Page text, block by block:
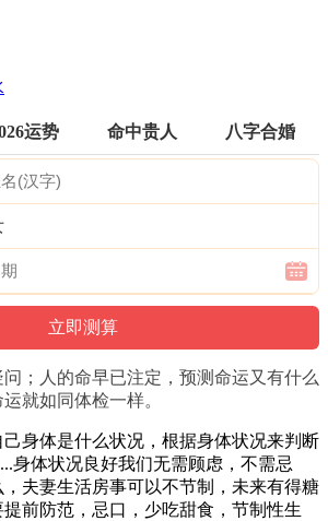
运势 命中贵人 八字合婚
；人的命早已注定，预测命运又有什么
就如同体检一样。
身体是什么状况，根据身体状况来判断
身体状况良好我们无需顾虑，不需忌
夫妻生活房事可以不节制，未来有得糖
前防范，忌口，少吃甜食，节制性生